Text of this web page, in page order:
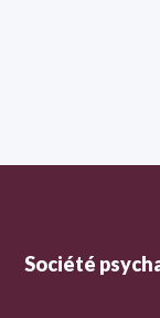
Société